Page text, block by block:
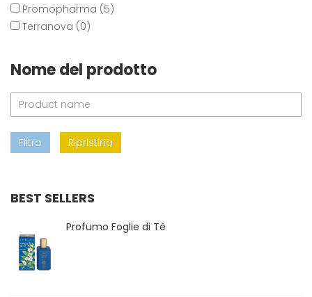
Promopharma (5)
Terranova (0)
Nome del prodotto
Filtro Ripristina
BEST SELLERS
Profumo Foglie di Tè